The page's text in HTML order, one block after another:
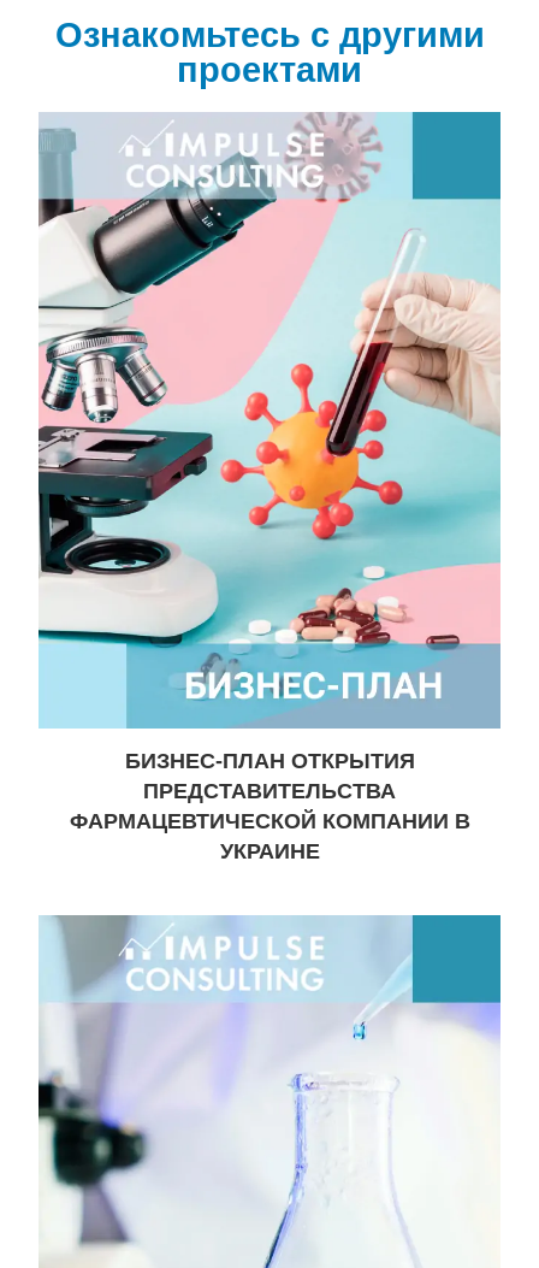
Ознакомьтесь с другими
проектами
БИЗНЕС-ПЛАН ОТКРЫТИЯ
ПРЕДСТАВИТЕЛЬСТВА
ФАРМАЦЕВТИЧЕСКОЙ КОМПАНИИ В
УКРАИНЕ